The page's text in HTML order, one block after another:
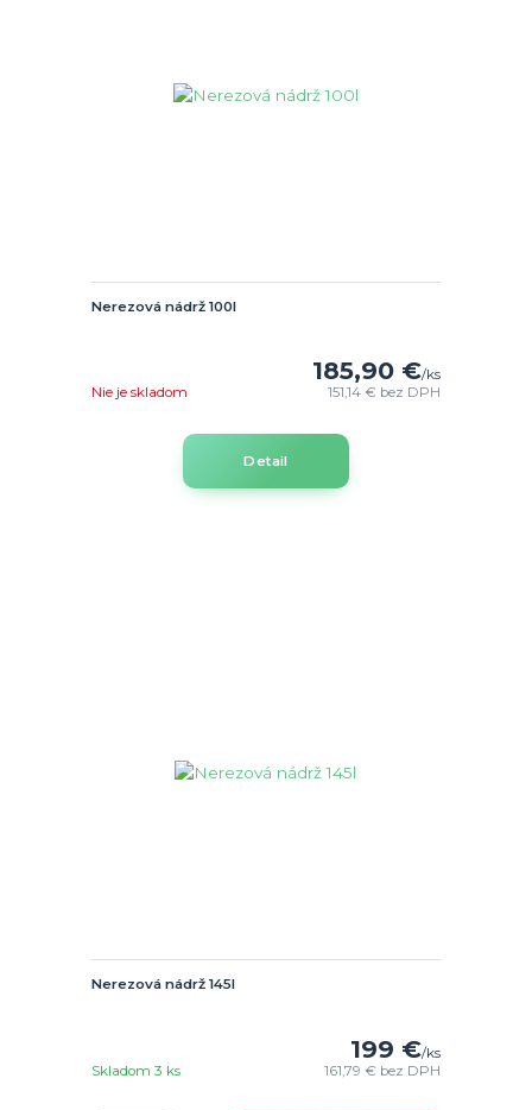
Nerezová nádrž 100l
185,90 €/ks
151,14 € bez DPH
Nie je skladom
Detail
Nerezová nádrž 145l
199 €/ks
161,79 € bez DPH
Skladom 3 ks